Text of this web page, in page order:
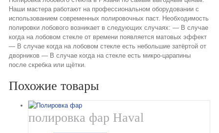
Наши мастера работают на профессиональном оборудовании с
использованием современных полировочных паст. Необходимость
полировки лобового возникает в следующих случаях: — В случае
когда на лобовом стекле от времени появляется матовых эффект
— В случае когда на лобовом стекле есть небольшие затёртой от
дворников — В случае когда на стекле есть микро-царапины
после скребка или щётки.
Похожие товары
полировка фар Haval